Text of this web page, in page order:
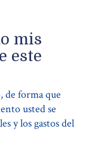
mis
este
de forma que
usted se
y los gastos del